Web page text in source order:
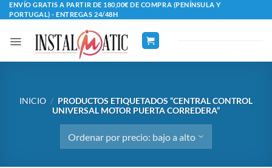
Saltar
al
contenido
ENVÍO GRATIS A PARTIR DE 180,00€ DE COMPRA (PENÍNSULA Y
PORTUGAL) - ENTREGAS 24/48H
INICIO / PRODUCTOS ETIQUETADOS “CENTRAL CONTROL
UNIVERSAL MOTOR PUERTA CORREDERA”